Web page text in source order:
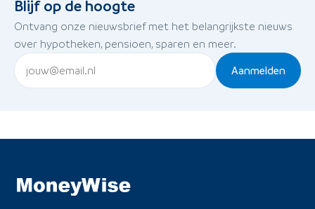
Blijf op de hoogte
Ontvang onze nieuwsbrief met het belangrijkste nieuws
over hypotheken, pensioen, sparen en meer.
Aanmelden